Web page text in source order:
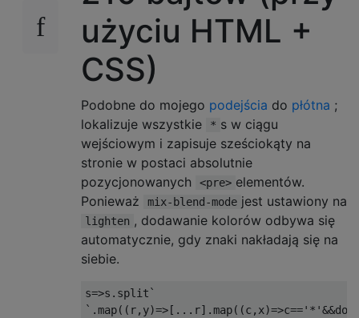
użyciu HTML +
CSS)
Podobne do mojego podejścia do płótna ;
lokalizuje wszystkie
* s w ciągu
wejściowym i zapisuje sześciokąty na
stronie w postaci absolutnie
pozycjonowanych
<pre> elementów.
Ponieważ
mix-blend-mode jest ustawiony na
lighten , dodawanie kolorów odbywa się
automatycznie, gdy znaki nakładają się na
siebie.
s=>s.split`